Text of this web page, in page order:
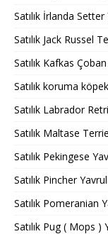
Satılık İrlanda Setter
Satılık Jack Russel
Satılık Kafkas
Satılık koruma
Satılık Labrador
Satılık Maltase
Satılık Pekingese
Satılık Pincher
Satılık Pomeranian
Satılık Pug ( Mops )